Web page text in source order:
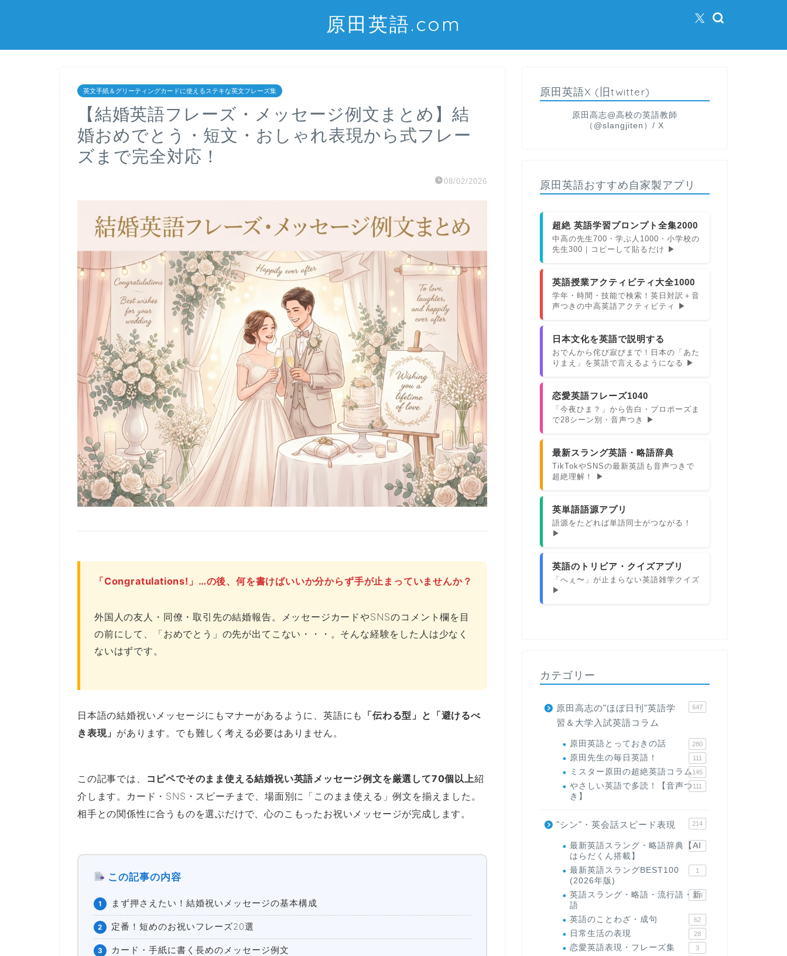
原田英語.com
英文手紙＆グリーティングカードに使えるステキな英文フレーズ集
【結婚英語フレーズ・メッセージ例文まとめ】結
婚おめでとう・短文・おしゃれ表現から式フレー
ズまで完全対応！
08/02/2026
「Congratulations!」…の後、何を書けばいいか分からず手が止まっていませんか？
外国人の友人・同僚・取引先の結婚報告。メッセージカードやSNSのコメント欄を目
の前にして、「おめでとう」の先が出てこない・・・。そんな経験をした人は少なく
ないはずです。
日本語の結婚祝いメッセージにもマナーがあるように、英語にも 「伝わる型」と「避けるべ
き表現」 があります。でも難しく考える必要はありません。
この記事では、 コピペでそのまま使える結婚祝い英語メッセージ例文を厳選して70個以上紹
介します。カード・SNS・スピーチまで、場面別に「このまま使える」例文を揃えました。
相手との関係性に合うものを選ぶだけで、心のこもったお祝いメッセージが完成します。
この記事の内容
1 まず押さえたい！結婚祝いメッセージの基本構成
2 定番！短めのお祝いフレーズ20選
3 カード・手紙に書く長めのメッセージ例文
原田英語X (旧twitter)
原田高志@高校の英語教師
（@slangjiten）/ X
原田英語おすすめ自家製アプリ
超絶 英語学習プロンプト全集2000
中高の先生700・学ぶ人1000・小学校の
先生300｜コピーして貼るだけ ▶
英語授業アクティビティ大全1000
学年・時間・技能で検索！英日対訳＋音
声つきの中高英語アクティビティ ▶
日本文化を英語で説明する
おでんから侘び寂びまで！日本の「あた
りまえ」を英語で言えるようになる ▶
恋愛英語フレーズ1040
「今夜ひま？」から告白・プロポーズま
で28シーン別・音声つき ▶
最新スラング英語・略語辞典
TikTokやSNSの最新英語も音声つきで
超絶理解！ ▶
英単語語源アプリ
語源をたどれば単語同士がつながる！
▶
英語のトリビア・クイズアプリ
「へぇ〜」が止まらない英語雑学クイズ
▶
カテゴリー
原田高志の"ほぼ日刊"英語学
習＆大学入試英語コラム
647
原田英語とっておきの話 280
原田先生の毎日英語！ 111
ミスター原田の超絶英語コラム145
やさしい英語で多読！【音声つ
き】
111
"シン"・英会話スピード表現 214
最新英語スラング・略語辞典【AI
はらだくん搭載】
1
最新英語スラングBEST100
(2026年版)
1
英語スラング・略語・流行語・新
語
119
英語のことわざ・成句 62
日常生活の表現 28
恋愛英語表現・フレーズ集 3